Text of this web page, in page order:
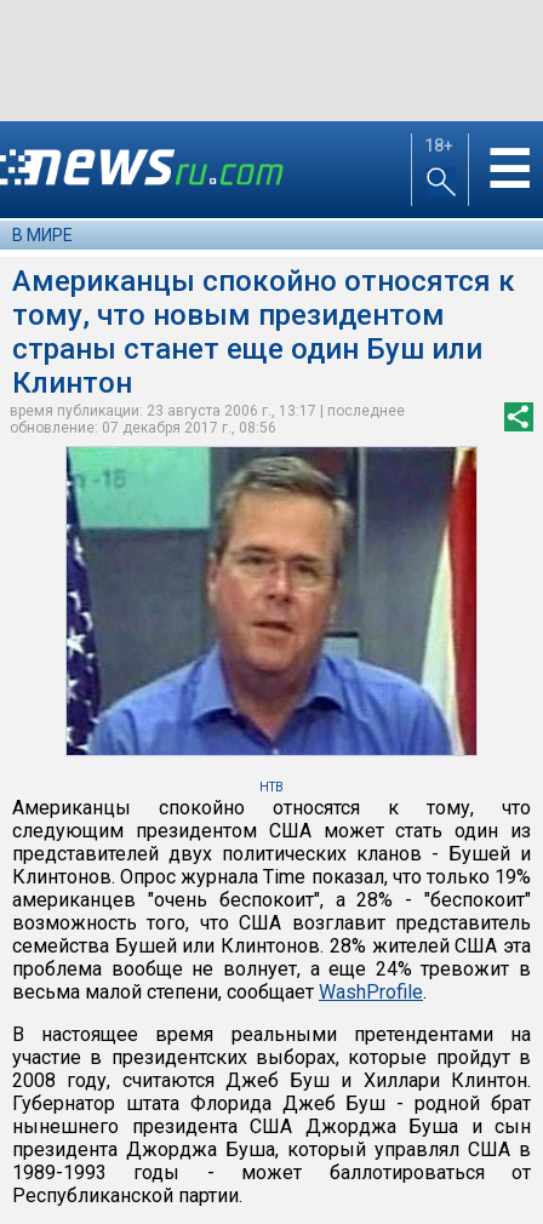
18+ ☰
В МИРЕ
Американцы спокойно относятся к
тому, что новым президентом
страны станет еще один Буш или
Клинтон
время публикации: 23 августа 2006 г., 13:17 | последнее
обновление: 07 декабря 2017 г., 08:56
НТВ
Американцы спокойно относятся к тому, что
следующим президентом США может стать один из
представителей двух политических кланов - Бушей и
Клинтонов. Опрос журнала Time показал, что только 19%
американцев "очень беспокоит", а 28% - "беспокоит"
возможность того, что США возглавит представитель
семейства Бушей или Клинтонов. 28% жителей США эта
проблема вообще не волнует, а еще 24% тревожит в
весьма малой степени, сообщает WashProfile.
В настоящее время реальными претендентами на
участие в президентских выборах, которые пройдут в
2008 году, считаются Джеб Буш и Хиллари Клинтон.
Губернатор штата Флорида Джеб Буш - родной брат
нынешнего президента США Джорджа Буша и сын
президента Джорджа Буша, который управлял США в
1989-1993 годы - может баллотироваться от
Республиканской партии.